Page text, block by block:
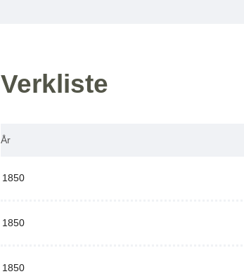
Verkliste
År
1850
1850
1850